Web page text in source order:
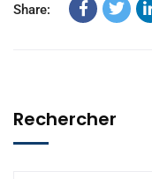
Share:
Rechercher